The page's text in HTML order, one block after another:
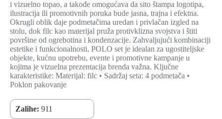
i vizuelno topao, a takođe omogućava da sito štampa logotipa,
ilustracija ili promotivnih poruka bude jasna, trajna i efektna.
Okrugli oblik daje podmetačima uredan i privlačan izgled na
stolu, dok filc kao materijal pruža protivklizna svojstva i štiti
površine od ogrebotina i kondenzacije. Zahvaljujući kombinaciji
estetike i funkcionalnosti, POLO set je idealan za ugostiteljske
objekte, kućnu upotrebu, evente i promotivne kampanje u
kojima je vizuelna prezentacija brenda važna. Ključne
karakteristike: Materijal: filc • Sadržaj seta: 4 podmetača •
Poklon pakovanje
Zalihe: 911